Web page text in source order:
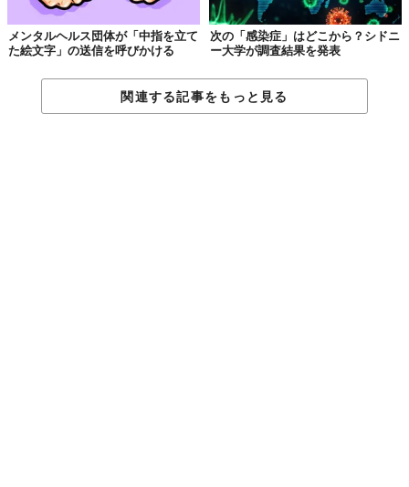
メンタルヘルス団体が「中指を立て
た絵文字」の送信を呼びかける
次の「感染症」はどこから？シドニ
ー大学が調査結果を発表
関連する記事をもっと見る